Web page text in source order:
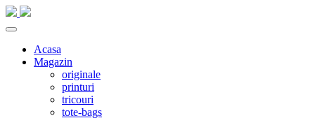
Acasa
Magazin
originale
printuri
tricouri
tote-bags